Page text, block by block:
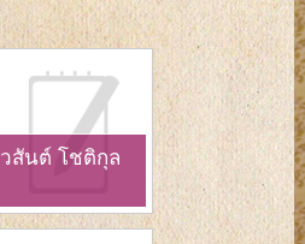
วสันต์ โชติกุล